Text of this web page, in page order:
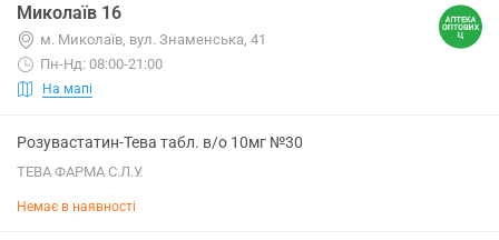
Миколаїв 16
м. Миколаїв, вул. Знаменська, 41
Пн-Нд: 08:00-21:00
На мапі
Розувастатин-Тева табл. в/о 10мг №30
ТЕВА ФАРМА С.Л.У.
Немає в наявності